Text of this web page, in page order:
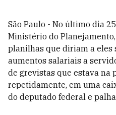
São Paulo - No último dia
Ministério do
plani­lhas que diriam a eles
aumentos salariais a
de grevistas que estava na
repetidamente, em uma
do deputado federal e